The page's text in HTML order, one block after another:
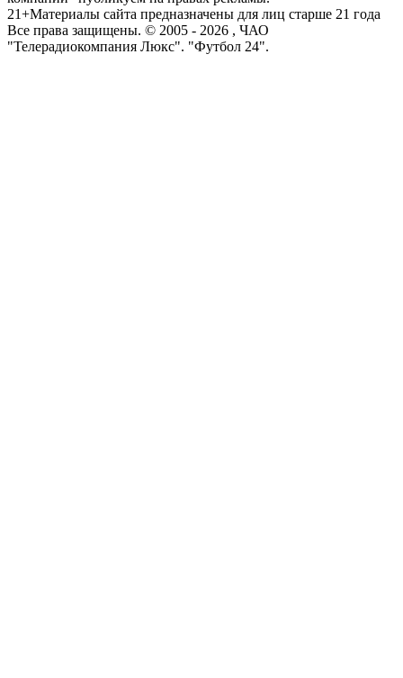
21+Материалы сайта предназначены для лиц старше 21 года
Все права защищены. © 2005 - 2026 , ЧАО
"Телерадиокомпания Люкс". "Футбол 24".